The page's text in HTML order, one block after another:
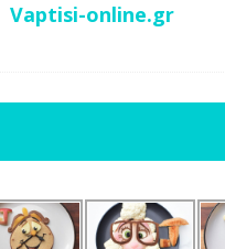
Vaptisi-online.gr